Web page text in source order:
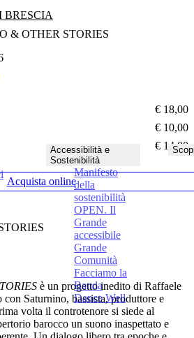
BRESCIA
Accessibilità e
Sostenibilità
Manifesto
della
sostenibilità
OPEN. Il
Grande
accessibile
Grande
Comunità
Facciamo la
Banda
Dance Well
& OTHER STORIES
€ 18,00
€ 10,00
€ 14,00
Acquista online
è un progetto inedito di Raffaele
con Saturnino, bassista, produttore e
volta il controtenore si siede al
barocco un suono inaspettato e